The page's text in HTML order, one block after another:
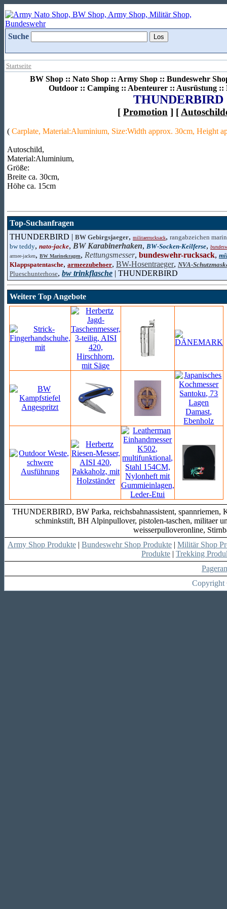
Suche
Startseite
BW Shop :: Nato Shop :: Army Shop :: Bundeswehr
Outdoor :: Camping :: Abenteurer :: Ausrüstung ::
THUNDERBIRD
[ Promotion ] [
( Carplate, Material:Aluminium, Size:Width approx. 30cm, Height
Autoschild,
Material:Aluminium,
Größe:
Breite ca. 30cm,
Höhe ca. 15cm
Top-Suchanfragen
THUNDERBIRD | BW Gebirgsjaeger, militaerrucksack, rangabzeichen
bw teddy, nato-jacke, BW Karabinerhaken, BW-Socken-Keilferse,
armee-jacken, BW Marinekragen, Rettungsmesser, bundeswehr-rucksack,
Klappspatentasche, armeezubehoer, BW-Hosentraeger, NVA-
Plueschunterhose, bw trinkflasche | THUNDERBIRD
Weitere Top Angebote
THUNDERBIRD, BW Parka, reichsbahnassistent,
schminkstift, BH Alpinpullover, pistolen-taschen, militaer
weisserpulloveronline,
Army Shop Produkte | Bundeswehr Shop Produkte | Militär Shop
Produkte | Trekking